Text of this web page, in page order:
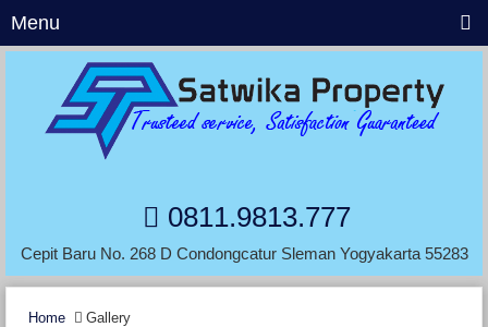
Menu
0811.9813.777
Cepit Baru No. 268 D Condongcatur Sleman Yogyakarta 55283
Home Gallery